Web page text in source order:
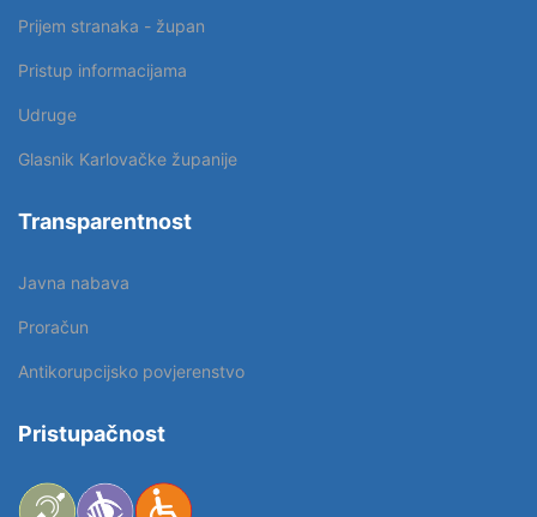
Prijem stranaka - župan
Pristup informacijama
Udruge
Glasnik Karlovačke županije
Transparentnost
Javna nabava
Proračun
Antikorupcijsko povjerenstvo
Pristupačnost